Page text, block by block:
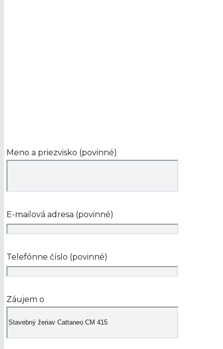
Meno a priezvisko (povinné)
E-mailová adresa (povinné)
Telefónne číslo (povinné)
Záujem o